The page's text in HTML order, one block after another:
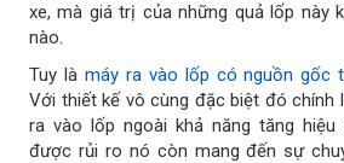
xe, mà giá trị của những quả lốp này
nào.
Tuy là máy ra vào lốp có nguồn gốc
Với thiết kế vô cùng đặc biệt đó chính
ra vào lốp ngoài khả năng tăng hiệu
được rủi ro nó còn mang đến sự